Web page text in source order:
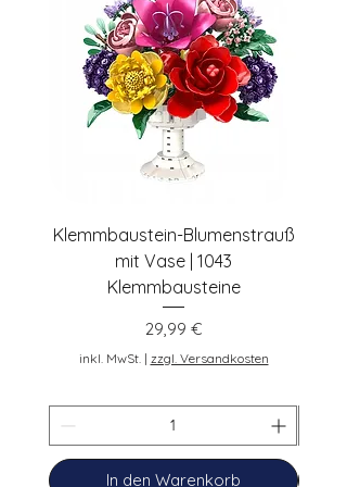
pennybricks.de -
shop@pennybricks.de
Klemmbaustein-Blumenstrauß
mit Vase | 1043
Klemmbausteine
Preis
29,99 €
inkl. MwSt.| zzgl. Versandkosten
In den Warenkorb